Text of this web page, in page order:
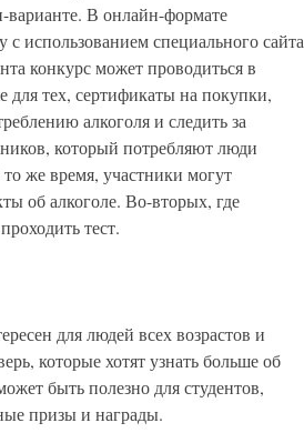
В онлайн-формате
с использованием специального сайта
конкурс может проводиться в
для тех, сертификаты на покупки,
алкоголя и следить за
который потребляют люди
то же время, участники могут
об алкоголе. Во-вторых, где
тест.
для людей всех возрастов и
которые хотят узнать больше об
быть полезно для студентов,
призы и награды.